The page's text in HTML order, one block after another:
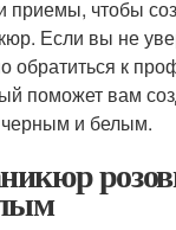
приемы, чтобы
Если вы не
обратиться к
поможет вам
и белым.